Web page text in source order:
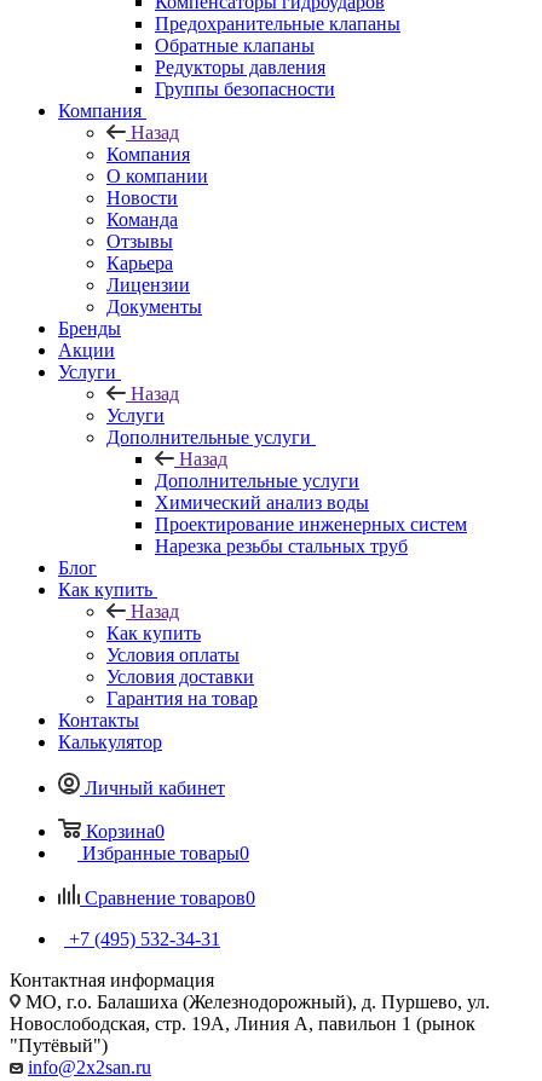
Предохранительные клапаны
Обратные клапаны
Редукторы давления
Группы безопасности
Компания
Назад
Компания
О компании
Новости
Команда
Отзывы
Карьера
Лицензии
Документы
Бренды
Акции
Услуги
Назад
Услуги
Дополнительные услуги
Назад
Дополнительные услуги
Химический анализ воды
Проектирование инженерных систем
Нарезка резьбы стальных труб
Блог
Как купить
Назад
Как купить
Условия оплаты
Условия доставки
Гарантия на товар
Контакты
Калькулятор
Личный кабинет
Корзина0
Избранные товары0
Сравнение товаров0
+7 (495) 532‑34‑31
Контактная информация
МО, г.о. Балашиха (Железнодорожный), д. Пуршево, ул.
Новослободская, стр. 19А, Линия А, павильон 1 (рынок
"Путёвый")
info@2x2san.ru